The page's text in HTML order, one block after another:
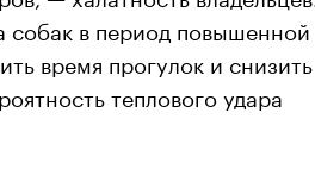
собак в период повышенной
время прогулок и снизить
теплового удара